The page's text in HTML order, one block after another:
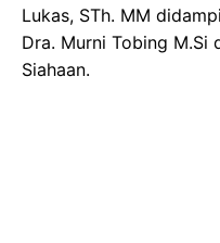
Lukas, STh. MM
Dra. Murni Tobing M.Si
Siahaan.